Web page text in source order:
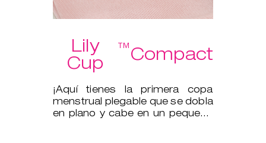
Lily
Cup
™Compact
¡Aquí tienes la primera copa
menstrual plegable que se dobla
en plano y cabe en un pequeño